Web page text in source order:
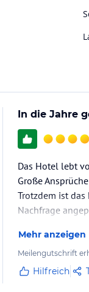
um Ihren einen
In die Jahre
Das Hotel lebt
Große
Trotzdem ist
Nachfrage
Mehr anzeigen
Meilengutschrift
Hilfreich